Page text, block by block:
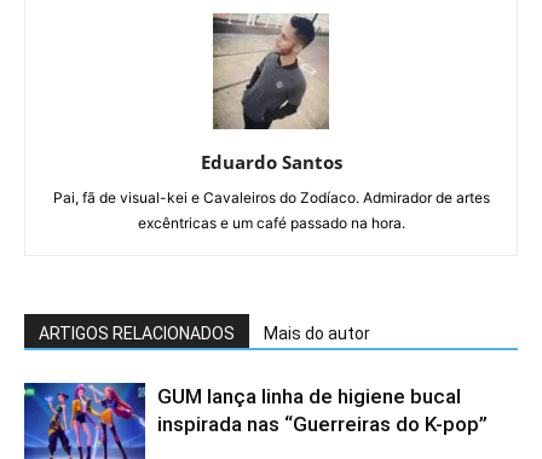
Eduardo Santos
Pai, fã de visual-kei e Cavaleiros do Zodíaco. Admirador de artes
excêntricas e um café passado na hora.
ARTIGOS RELACIONADOS Mais do autor
GUM lança linha de higiene bucal
inspirada nas “Guerreiras do K-pop”